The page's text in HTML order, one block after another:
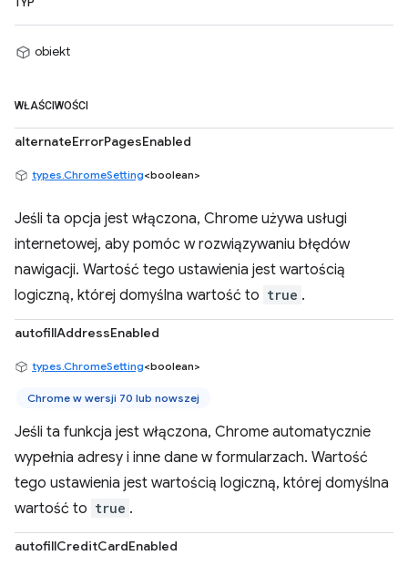
TYP
obiekt
WŁAŚCIWOŚCI
alternateErrorPagesEnabled
types.ChromeSetting<boolean>
Jeśli ta opcja jest włączona, Chrome używa usługi
internetowej, aby pomóc w rozwiązywaniu błędów
nawigacji. Wartość tego ustawienia jest wartością
logiczną, której domyślna wartość to true .
autofillAddressEnabled
types.ChromeSetting<boolean>
Chrome w wersji 70 lub nowszej
Jeśli ta funkcja jest włączona, Chrome automatycznie
wypełnia adresy i inne dane w formularzach. Wartość
tego ustawienia jest wartością logiczną, której domyślna
wartość to true .
autofillCreditCardEnabled